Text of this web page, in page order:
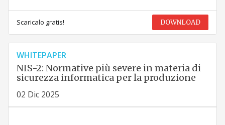
Scaricalo gratis! DOWNLOAD
WHITEPAPER
NIS-2: Normative più severe in materia di
sicurezza informatica per la produzione
02 Dic 2025